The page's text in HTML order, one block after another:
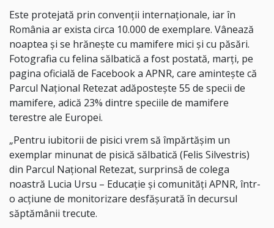
Este protejată prin convenţii internaţionale, iar în
România ar exista circa 10.000 de exemplare. Vânează
noaptea şi se hrăneşte cu mamifere mici şi cu păsări.
Fotografia cu felina sălbatică a fost postată, marţi, pe
pagina oficială de Facebook a APNR, care aminteşte că
Parcul Naţional Retezat adăposteşte 55 de specii de
mamifere, adică 23% dintre speciile de mamifere
terestre ale Europei.
„Pentru iubitorii de pisici vrem să împărtăşim un
exemplar minunat de pisică sălbatică (Felis Silvestris)
din Parcul Naţional Retezat, surprinsă de colega
noastră Lucia Ursu – Educaţie şi comunităţi APNR, într-
o acţiune de monitorizare desfăşurată în decursul
săptămânii trecute.